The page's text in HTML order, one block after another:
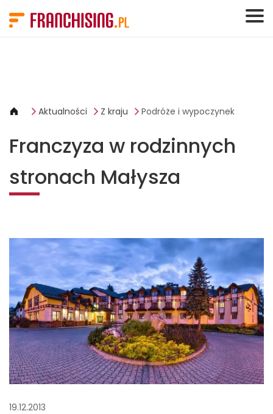
Aktualności Z kraju Podróże i wypoczynek
Franczyza w rodzinnych
stronach Małysza
19.12.2013